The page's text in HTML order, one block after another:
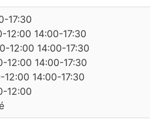
17:30
12:00 14:00-17:30
12:00 14:00-17:30
12:00 14:00-17:30
12:00 14:00-17:30
12:00